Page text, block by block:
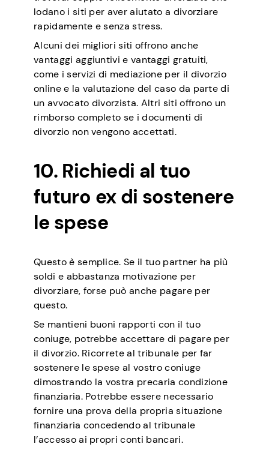
lodano i siti per aver aiutato a divorziare
rapidamente e senza stress.
Alcuni dei migliori siti offrono anche
vantaggi aggiuntivi e vantaggi gratuiti,
come i servizi di mediazione per il divorzio
online e la valutazione del caso da parte di
un avvocato divorzista. Altri siti offrono un
rimborso completo se i documenti di
divorzio non vengono accettati.
10. Richiedi al tuo
futuro ex di sostenere
le spese
Questo è semplice. Se il tuo partner ha più
soldi e abbastanza motivazione per
divorziare, forse può anche pagare per
questo.
Se mantieni buoni rapporti con il tuo
coniuge, potrebbe accettare di pagare per
il divorzio. Ricorrete al tribunale per far
sostenere le spese al vostro coniuge
dimostrando la vostra precaria condizione
finanziaria. Potrebbe essere necessario
fornire una prova della propria situazione
finanziaria concedendo al tribunale
l’accesso ai propri conti bancari.